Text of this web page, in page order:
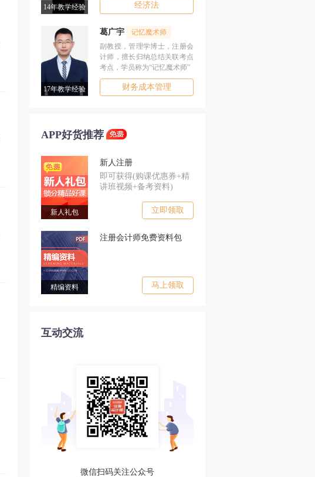
14年教学经验 经济法
17年教学经验
葛广宇
记忆魔术师
副教授，管理学博士，注册会
计师，擅长归纳总结关联考点
考点，学员称为“记忆魔术师”
财务成本管理
APP好货推荐
新人礼包
新人注册
即可获得(购课优惠券+精
讲班视频+备考资料)
立即领取
精编资料
注册会计师免费资料包
马上领取
互动交流
微信扫码关注公众号